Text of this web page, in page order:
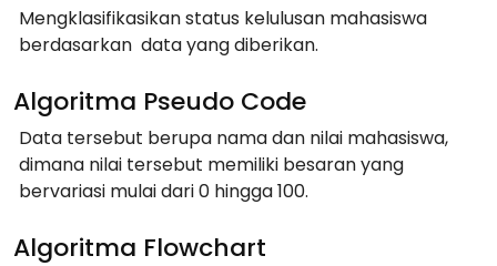
Mengklasifikasikan status kelulusan mahasiswa
berdasarkan data yang diberikan.
Algoritma Pseudo Code
Data tersebut berupa nama dan nilai mahasiswa,
dimana nilai tersebut memiliki besaran yang
bervariasi mulai dari 0 hingga 100.
Algoritma Flowchart